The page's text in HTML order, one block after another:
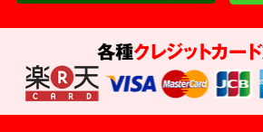
各種クレジットカード